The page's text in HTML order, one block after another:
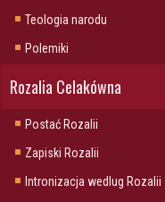
Teologia narodu
Polemiki
Rozalia Celakówna
Postać Rozalii
Zapiski Rozalii
Intronizacja wedlug Rozalii